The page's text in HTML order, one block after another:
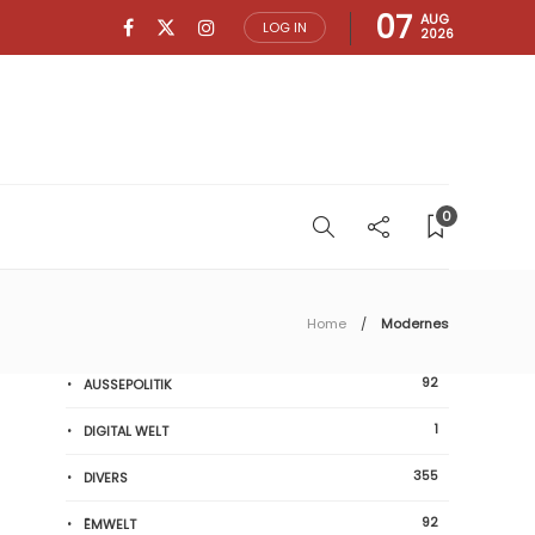
LOG IN 07 AUG
2026
0
Home Modernes
AUSSEPOLITIK 92
DIGITAL WELT 1
DIVERS 355
ËMWELT 92